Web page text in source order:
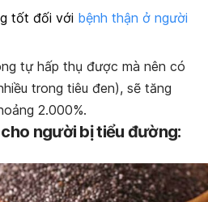
tốt đối với bệnh thận ở người
tự hấp thụ được mà nên có
trong tiêu đen), sẽ tăng
2.000%.
người bị tiểu đường: